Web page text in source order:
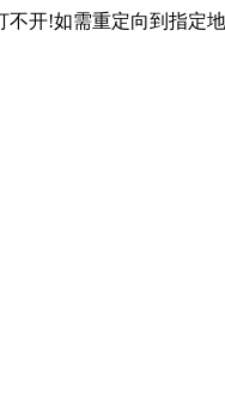
不开!如需重定向到指定